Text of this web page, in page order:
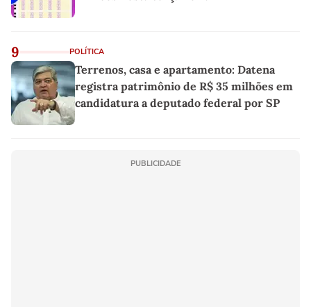
9 POLÍTICA
Terrenos, casa e apartamento: Datena
registra patrimônio de R$ 35 milhões em
candidatura a deputado federal por SP
PUBLICIDADE